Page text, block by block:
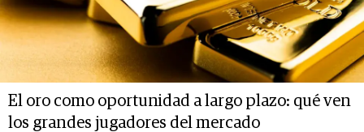
El oro como oportunidad a largo plazo: qué ven
los grandes jugadores del mercado